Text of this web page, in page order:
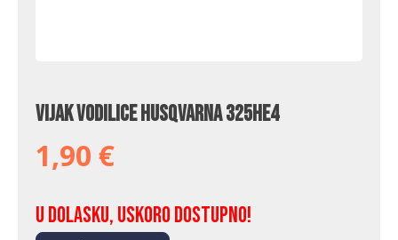
Vijak vodilice Husqvarna 325HE4
1,90 €
U dolasku, uskoro dostupno!